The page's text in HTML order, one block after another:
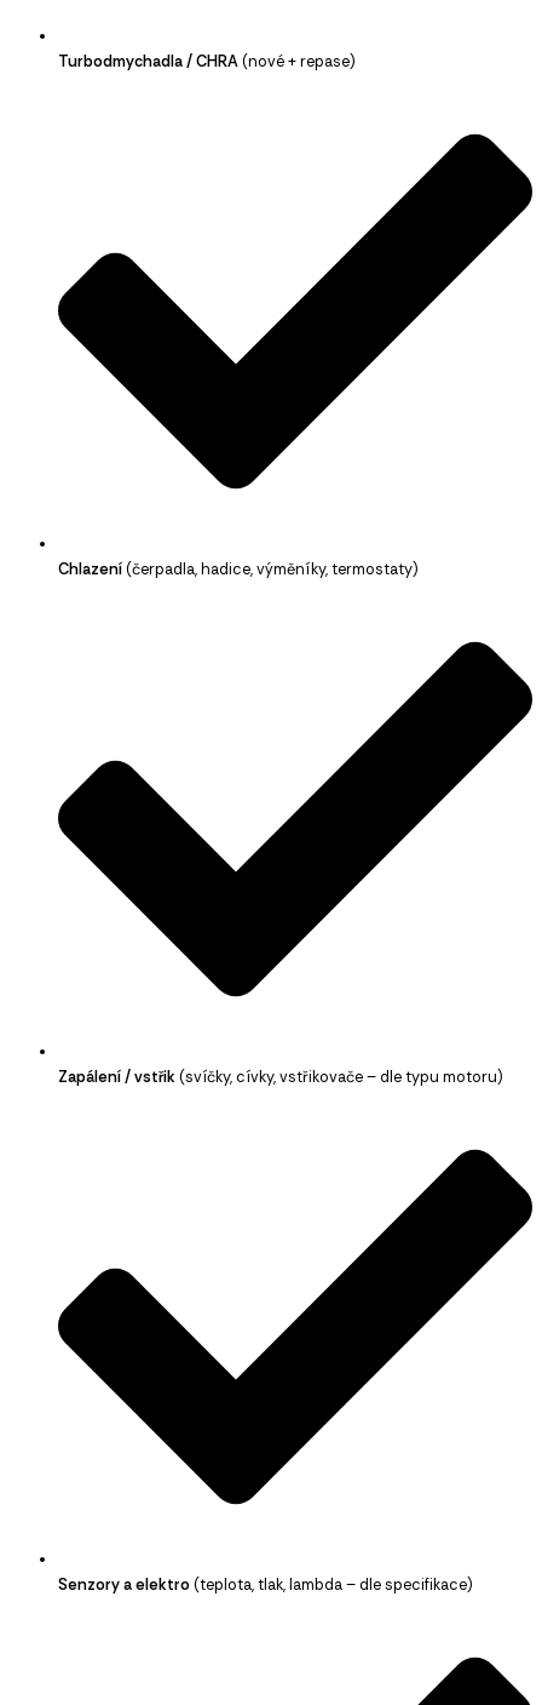
Turbodmychadla / CHRA(nové + repase)
Chlazení(čerpadla, hadice, výměníky, termostaty)
Zapálení / vstřik(svíčky, cívky, vstřikovače – dle typu motoru)
Senzory a elektro(teplota, tlak, lambda – dle specifikace)